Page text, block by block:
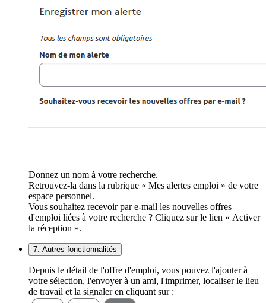
Donnez un nom à votre recherche.
Retrouvez-la dans la rubrique « Mes alertes emploi » de votre
espace personnel.
Vous souhaitez recevoir par e-mail les nouvelles offres
d'emploi liées à votre recherche ? Cliquez sur le lien « Activer
la réception ».
7. Autres fonctionnalités
Depuis le détail de l'offre d'emploi, vous pouvez l'ajouter à
votre sélection, l'envoyer à un ami, l'imprimer, localiser le lieu
de travail et la signaler en cliquant sur :